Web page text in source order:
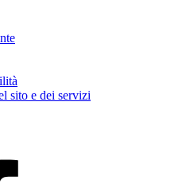
sito e dei servizi